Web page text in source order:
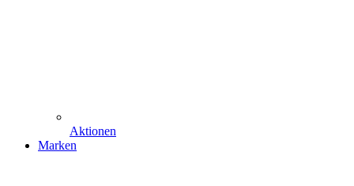
Aktionen
Marken